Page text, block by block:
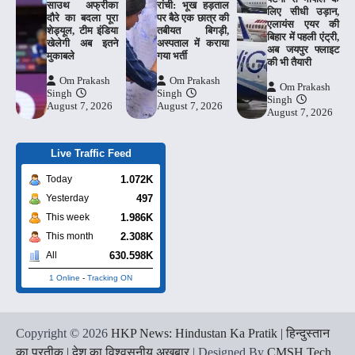
साउथ अफ्रीका
दौरे का बदला पूरा
शेड्यूल, टीम इंडिया
खेलेगी अब इतने
मुकाबले
Om Prakash
Singh
August 7, 2026
रांची: भूख हड़ताल
पर बैठे एक छात्र की
तबीयत बिगड़ी,
अस्पताल में कराया
गया भर्ती
Om Prakash
Singh
August 7, 2026
लिए सीधी उड़ान,
एलायंस एयर की
बिहार में पहली एंट्री,
अब जयपुर फ्लाइट
की भी तैयारी
Om Prakash
Singh
August 7, 2026
Live Traffic Feed
Today 1.072K
Yesterday 497
This week 1.986K
This month 2.308K
All 630.598K
1 Online - Tracking ON
Copyright © 2026 HKP News: Hindustan Ka Pratik | हिन्दुस्तान
का प्रतीक | देश का विश्वसनीय अखबार | Designed By CMSH Tech